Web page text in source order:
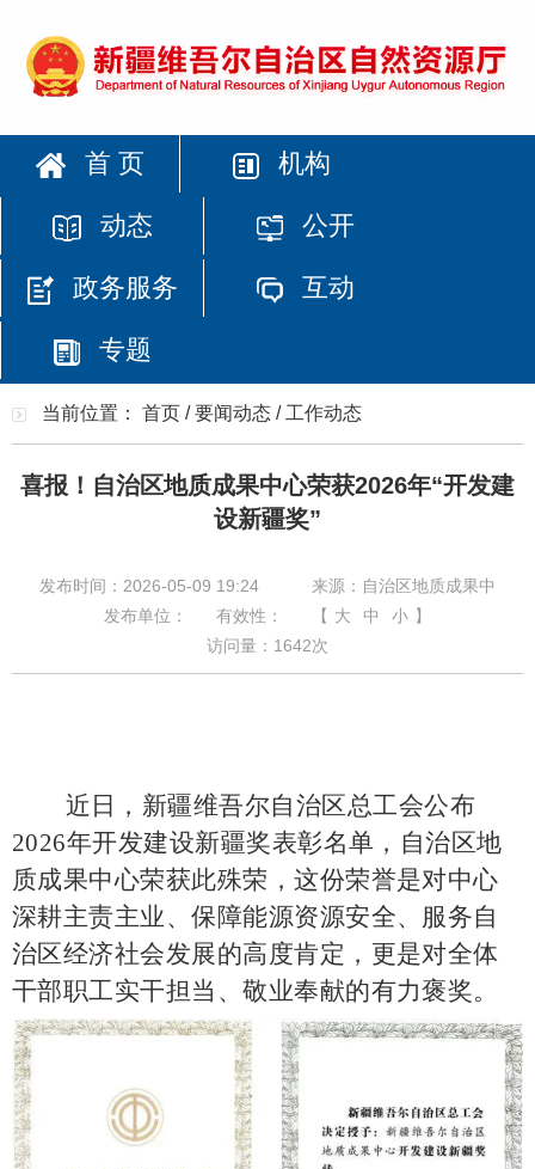
首 页 机构
动态 公开
政务服务 互动
专题
当前位置： 首页 /要闻动态 / 工作动态
喜报！自治区地质成果中心荣获2026年“开发建
设新疆奖”
发布时间：2026-05-09 19:24
来源：自治区地质成果中
发布单位：
有效性： 【 大 中 小 】
访问量： 1642次
近日，新疆维吾尔自治区总工会公布
2026年开发建设新疆奖表彰名单，自治区地
质成果中心荣获此殊荣，这份荣誉是对中心
深耕主责主业、保障能源资源安全、服务自
治区经济社会发展的高度肯定，更是对全体
干部职工实干担当、敬业奉献的有力褒奖。